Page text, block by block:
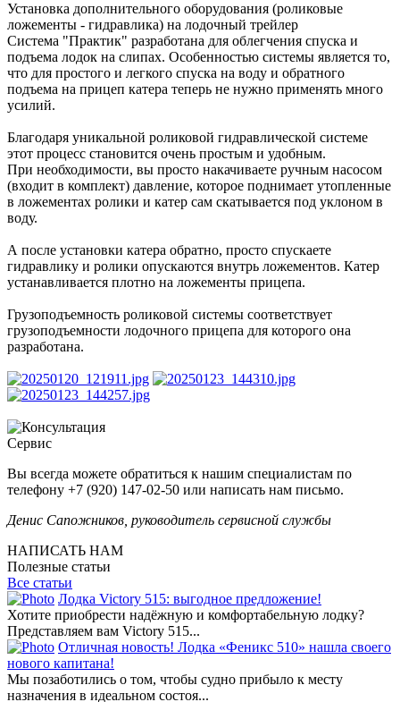
Установка дополнительного оборудования (роликовые
ложементы - гидравлика) на лодочный трейлер
Система "Практик" разработана для облегчения спуска и
подъема лодок на слипах. Особенностью системы является то,
что для простого и легкого спуска на воду и обратного
подъема на прицеп катера теперь не нужно применять много
усилий.
Благодаря уникальной роликовой гидравлической системе
этот процесс становится очень простым и удобным.
При необходимости, вы просто накачиваете ручным насосом
(входит в комплект) давление, которое поднимает утопленные
в ложементах ролики и катер сам скатывается под уклоном в
воду.
А после установки катера обратно, просто спускаете
гидравлику и ролики опускаются внутрь ложементов. Катер
устанавливается плотно на ложементы прицепа.
Грузоподъемность роликовой системы соответствует
грузоподъемности лодочного прицепа для которого она
разработана.
Сервис
Вы всегда можете обратиться к нашим специалистам по
телефону +7 (920) 147-02-50 или написать нам письмо.
Денис Сапожников, руководитель сервисной службы
НАПИСАТЬ НАМ
Полезные статьи
Все статьи
Лодка Victory 515: выгодное предложение!
Хотите приобрести надёжную и комфортабельную лодку?
Представляем вам Victory 515...
Отличная новость! Лодка «Феникс 510» нашла своего
нового капитана!
Мы позаботились о том, чтобы судно прибыло к месту
назначения в идеальном состоя...